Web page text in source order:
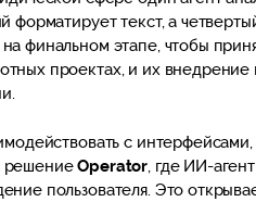
форматирует текст, а
финальном этапе, чтобы
проектах, и их внедрение
с интерфейсами,
решениеOperator , где ИИ-агент
пользователя. Это